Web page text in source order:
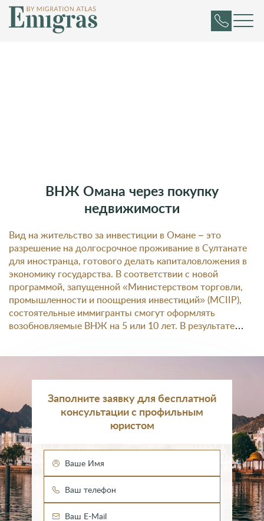
ВНЖ Омана через покупку
недвижимости
Вид на жительство за инвестиции в Омане – это
разрешение на долгосрочное проживание в Султанате
для иностранца, готового делать капиталовложения в
экономику государства. В соответствии с новой
программой, запущенной «Министерством торговли,
промышленности и поощрения инвестиций» (MCIIP),
состоятельные иммигранты смогут оформлять
возобновляемые ВНЖ на 5 или 10 лет. В результате
Заполните заявку для бесплатной
консультации с профильным
юристом